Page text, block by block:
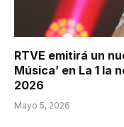
RTVE emitirá un
Música’ en La 1 la
2026
Mayo 5, 2026